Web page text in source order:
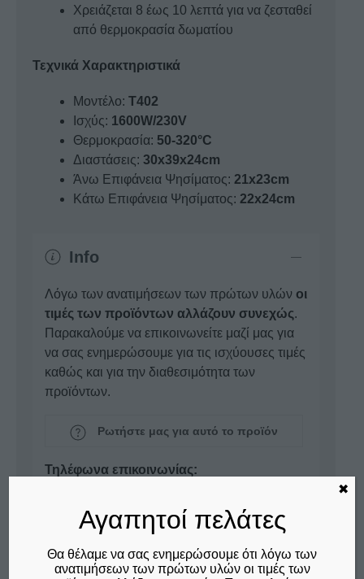
Χρειάζεται 8 έως 10 λεπτά για να ζεσταθεί
από θερμοκρασία δωματίου
Τεχνικά Χαρακτηριστικά
Μοντέλο: Τ402
Ισχύς: 1600W/230V
Θερμοκρασία: 50-320°C
Διαστάσεις: 30x39x24cm
Άνω Επιφάνεια Ψησίματος: 21x23cm
Κάτω Επιφάνεια Ψησίματος: 22x24cm
Info
Λόγω των ανατιμήσεων των πρώτων υλών οι
τιμές των προϊόντων αλλάζουν συνεχώς.
Παρακαλούμε να επικοινωνείτε μαζί μας για
να σας ενημερώσουμε για τις ισχύουσες τιμές
καθώς και για την διαθεσιμότητα των
προϊόντων.
Ρωτήστε μας για αυτό το προϊόν
Τηλέφωνα επικοινωνίας:
Επικοινωνία
Αγαπητοί πελάτες
Θα θέλαμε να σας ενημερώσουμε ότι λόγω των
ανατιμήσεων των πρώτων υλών οι τιμές των
✖